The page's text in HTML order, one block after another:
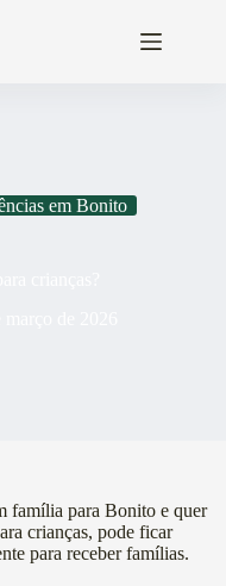
em Bonito
família para Bonito e quer
crianças, pode ficar
para receber famílias.